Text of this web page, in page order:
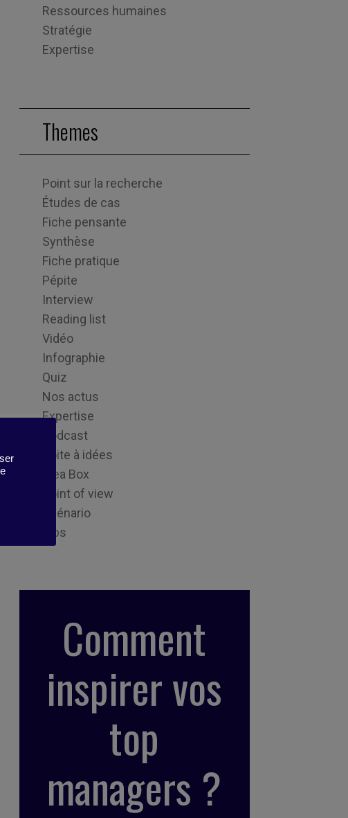
Ressources humaines
Stratégie
Expertise
Themes
Point sur la recherche
Études de cas
Fiche pensante
Synthèse
Fiche pratique
Pépite
Interview
Reading list
Vidéo
Infographie
Quiz
Nos actus
Expertise
Podcast
Boite à idées
Idea Box
Point of view
Scénario
Tips
Comment
inspirer vos
top
managers ?